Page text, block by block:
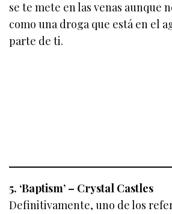
se te mete en las venas aunque
como una droga que está en el
parte de ti.
5. ‘Baptism’ – Crystal Castles
Definitivamente, uno de los